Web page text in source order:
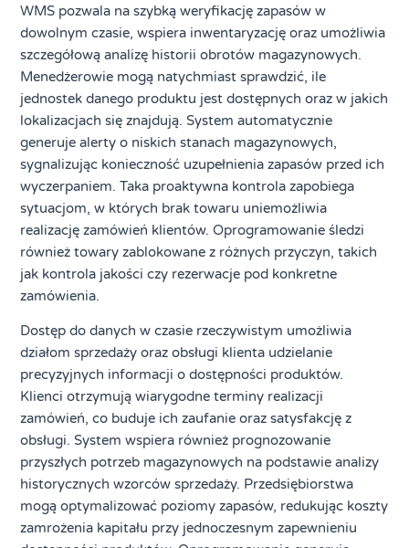
WMS pozwala na szybką weryfikację zapasów w
dowolnym czasie, wspiera inwentaryzację oraz umożliwia
szczegółową analizę historii obrotów magazynowych.
Menedżerowie mogą natychmiast sprawdzić, ile
jednostek danego produktu jest dostępnych oraz w jakich
lokalizacjach się znajdują. System automatycznie
generuje alerty o niskich stanach magazynowych,
sygnalizując konieczność uzupełnienia zapasów przed ich
wyczerpaniem. Taka proaktywna kontrola zapobiega
sytuacjom, w których brak towaru uniemożliwia
realizację zamówień klientów. Oprogramowanie śledzi
również towary zablokowane z różnych przyczyn, takich
jak kontrola jakości czy rezerwacje pod konkretne
zamówienia.
Dostęp do danych w czasie rzeczywistym umożliwia
działom sprzedaży oraz obsługi klienta udzielanie
precyzyjnych informacji o dostępności produktów.
Klienci otrzymują wiarygodne terminy realizacji
zamówień, co buduje ich zaufanie oraz satysfakcję z
obsługi. System wspiera również prognozowanie
przyszłych potrzeb magazynowych na podstawie analizy
historycznych wzorców sprzedaży. Przedsiębiorstwa
mogą optymalizować poziomy zapasów, redukując koszty
zamrożenia kapitału przy jednoczesnym zapewnieniu